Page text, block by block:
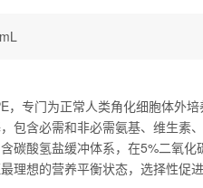
，专门为正常人类角化细胞体外
包含必需和非必需氨基、维生素
碳酸氢盐缓冲体系，在5%二氧
理想的营养平衡状态，选择性促